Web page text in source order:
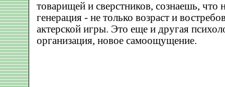
товарищей и сверстников, сознаешь, что
генерация - не только возраст и
актерской игры. Это еще и другая
организация, новое самоощущение.